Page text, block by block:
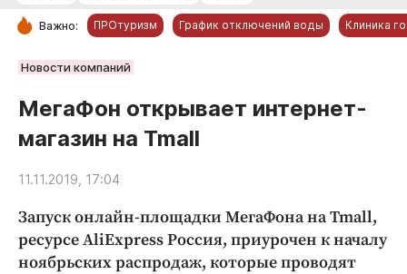
РУБРИКИ
Обнинск
Новости компаний
Статьи
Народные новости
Авто и транспорт
Благоустройство
Криминал
Важно: ПРОтуризм График отключений воды Клиника
Новости компаний
МегаФон открывает интернет-
магазин на Tmall
11.11.2019, 17:04
Запуск онлайн-площадки МегаФона на Tmall,
ресурсе AliExpress Россия, приурочен к началу
ноябрьских распродаж, которые проводят